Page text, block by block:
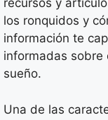
recursos y
los ronquidos y
información te
informadas sobre
sueño.
Una de las